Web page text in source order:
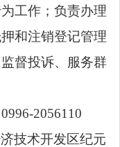
工作；负责办理
和注销登记管理
督投诉、服务群
2056110
技术开发区纪元